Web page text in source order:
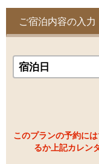
105平米とゆったり
グループや親子旅行
寝室はスリーピン
五感を満たすおもて
ゲストの特別な一
■全客室が諏訪湖を
ゆったりとした客
夏にはホテルの目
■源泉掛流し露天風
ご宿泊内容の入力
宿泊日
このプランの予約に
るか上記カレン